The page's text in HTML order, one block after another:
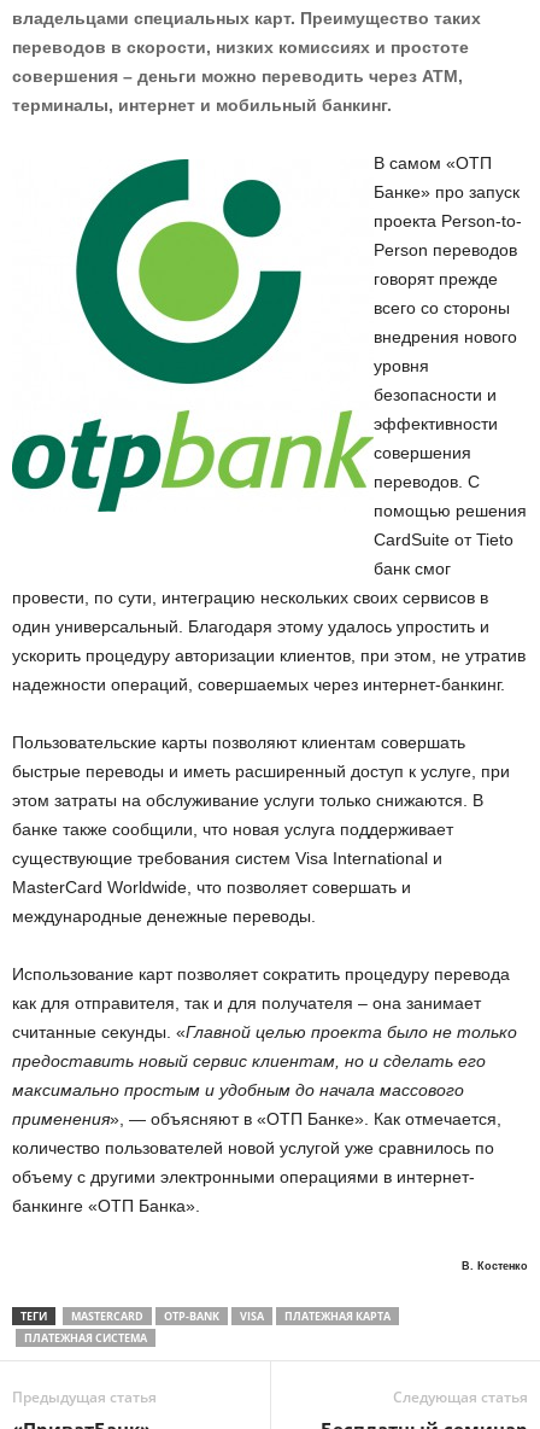
владельцами специальных карт. Преимущество таких
переводов в скорости, низких комиссиях и простоте
совершения – деньги можно переводить через АТМ,
терминалы, интернет и мобильный банкинг.
В самом «ОТП
Банке» про запуск
проекта Person-to-
Person переводов
говорят прежде
всего со стороны
внедрения нового
уровня
безопасности и
эффективности
совершения
переводов. С
помощью решения
CardSuite от Tieto
банк смог
провести, по сути, интеграцию нескольких своих сервисов в
один универсальный. Благодаря этому удалось упростить и
ускорить процедуру авторизации клиентов, при этом, не утратив
надежности операций, совершаемых через интернет-банкинг.
Пользовательские карты позволяют клиентам совершать
быстрые переводы и иметь расширенный доступ к услуге, при
этом затраты на обслуживание услуги только снижаются. В
банке также сообщили, что новая услуга поддерживает
существующие требования систем Visa International и
MasterCard Worldwide, что позволяет совершать и
международные денежные переводы.
Использование карт позволяет сократить процедуру перевода
как для отправителя, так и для получателя – она занимает
считанные секунды. «Главной целью проекта было не только
предоставить новый сервис клиентам, но и сделать его
максимально простым и удобным до начала массового
применения», — объясняют в «ОТП Банке». Как отмечается,
количество пользователей новой услугой уже сравнилось по
объему с другими электронными операциями в интернет-
банкинге «ОТП Банка».
В. Костенко
ТЕГИ MASTERCARD OTP-BANK VISA
ПЛАТЕЖНАЯ КАРТА
ПЛАТЕЖНАЯ СИСТЕМА
Предыдущая статья Следующая статья